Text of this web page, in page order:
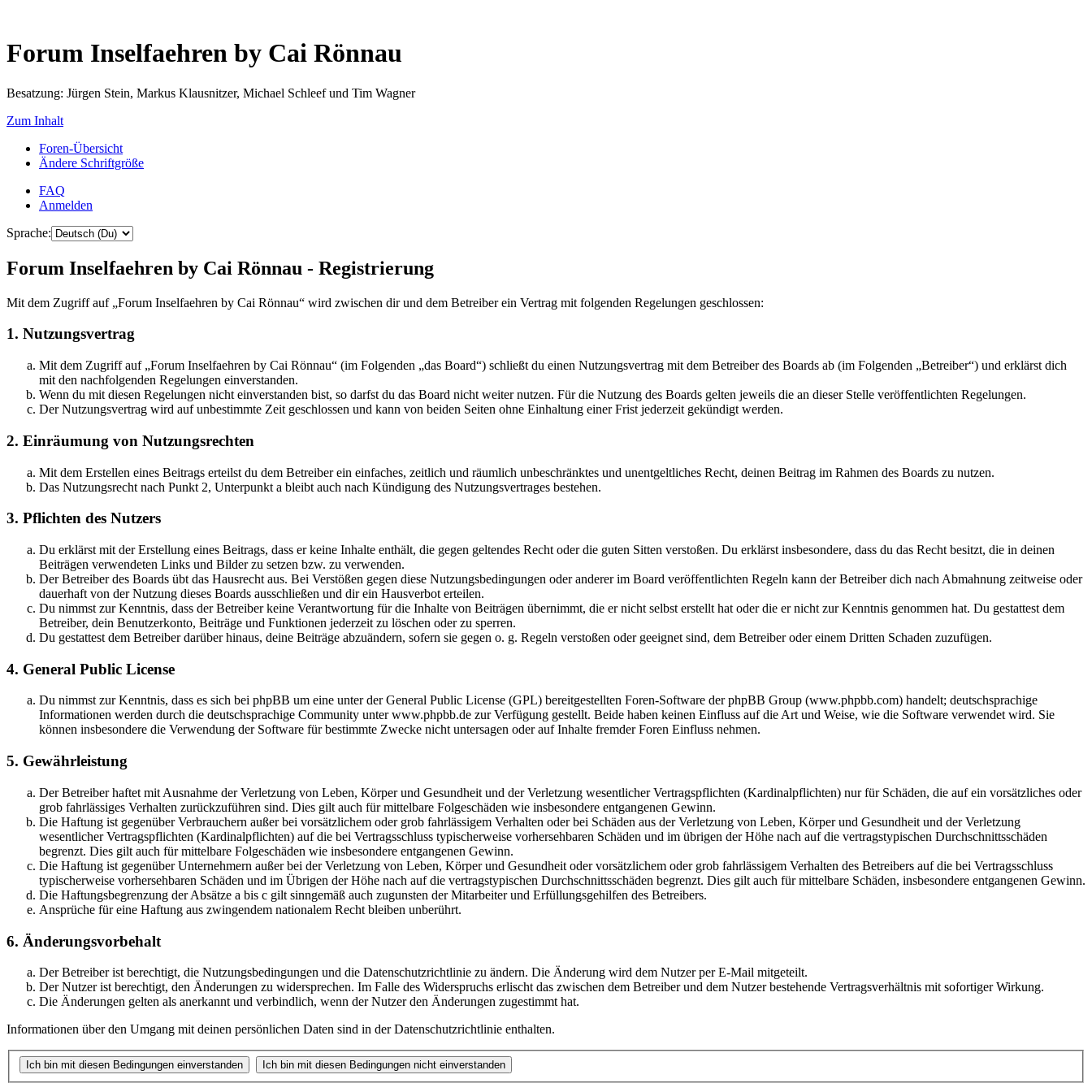
Forum Inselfaehren by Cai Rönnau
Besatzung: Jürgen Stein, Markus Klausnitzer, Michael Schleef und Tim Wagner
Zum Inhalt
Foren-Übersicht
Ändere Schriftgröße
FAQ
Anmelden
Sprache:
Forum Inselfaehren by Cai Rönnau - Registrierung
Mit dem Zugriff auf „Forum Inselfaehren by Cai Rönnau“ wird zwischen dir und dem Betreiber ein Vertrag mit folgenden Regelungen geschlossen:
1. Nutzungsvertrag
Mit dem Zugriff auf „Forum Inselfaehren by Cai Rönnau“ (im Folgenden „das Board“) schließt du einen Nutzungsvertrag mit dem Betreiber des Boards ab (im Folgenden „Betreiber“) und erklärst dich
mit den nachfolgenden Regelungen einverstanden.
Wenn du mit diesen Regelungen nicht einverstanden bist, so darfst du das Board nicht weiter nutzen. Für die Nutzung des Boards gelten jeweils die an dieser Stelle veröffentlichten Regelungen.
Der Nutzungsvertrag wird auf unbestimmte Zeit geschlossen und kann von beiden Seiten ohne Einhaltung einer Frist jederzeit gekündigt werden.
2. Einräumung von Nutzungsrechten
Mit dem Erstellen eines Beitrags erteilst du dem Betreiber ein einfaches, zeitlich und räumlich unbeschränktes und unentgeltliches Recht, deinen Beitrag im Rahmen des Boards zu nutzen.
Das Nutzungsrecht nach Punkt 2, Unterpunkt a bleibt auch nach Kündigung des Nutzungsvertrages bestehen.
3. Pflichten des Nutzers
Du erklärst mit der Erstellung eines Beitrags, dass er keine Inhalte enthält, die gegen geltendes Recht oder die guten Sitten verstoßen. Du erklärst insbesondere, dass du das Recht besitzt, die in deinen
Beiträgen verwendeten Links und Bilder zu setzen bzw. zu verwenden.
Der Betreiber des Boards übt das Hausrecht aus. Bei Verstößen gegen diese Nutzungsbedingungen oder anderer im Board veröffentlichten Regeln kann der Betreiber dich nach Abmahnung zeitweise oder
dauerhaft von der Nutzung dieses Boards ausschließen und dir ein Hausverbot erteilen.
Du nimmst zur Kenntnis, dass der Betreiber keine Verantwortung für die Inhalte von Beiträgen übernimmt, die er nicht selbst erstellt hat oder die er nicht zur Kenntnis genommen hat. Du gestattest dem
Betreiber, dein Benutzerkonto, Beiträge und Funktionen jederzeit zu löschen oder zu sperren.
Du gestattest dem Betreiber darüber hinaus, deine Beiträge abzuändern, sofern sie gegen o. g. Regeln verstoßen oder geeignet sind, dem Betreiber oder einem Dritten Schaden zuzufügen.
4. General Public License
Du nimmst zur Kenntnis, dass es sich bei phpBB um eine unter der General Public License (GPL) bereitgestellten Foren-Software der phpBB Group (www.phpbb.com) handelt; deutschsprachige
Informationen werden durch die deutschsprachige Community unter www.phpbb.de zur Verfügung gestellt. Beide haben keinen Einfluss auf die Art und Weise, wie die Software verwendet wird. Sie
können insbesondere die Verwendung der Software für bestimmte Zwecke nicht untersagen oder auf Inhalte fremder Foren Einfluss nehmen.
5. Gewährleistung
Der Betreiber haftet mit Ausnahme der Verletzung von Leben, Körper und Gesundheit und der Verletzung wesentlicher Vertragspflichten (Kardinalpflichten) nur für Schäden, die auf ein vorsätzliches oder
grob fahrlässiges Verhalten zurückzuführen sind. Dies gilt auch für mittelbare Folgeschäden wie insbesondere entgangenen Gewinn.
Die Haftung ist gegenüber Verbrauchern außer bei vorsätzlichem oder grob fahrlässigem Verhalten oder bei Schäden aus der Verletzung von Leben, Körper und Gesundheit und der Verletzung
wesentlicher Vertragspflichten (Kardinalpflichten) auf die bei Vertragsschluss typischerweise vorhersehbaren Schäden und im übrigen der Höhe nach auf die vertragstypischen Durchschnittsschäden
begrenzt. Dies gilt auch für mittelbare Folgeschäden wie insbesondere entgangenen Gewinn.
Die Haftung ist gegenüber Unternehmern außer bei der Verletzung von Leben, Körper und Gesundheit oder vorsätzlichem oder grob fahrlässigem Verhalten des Betreibers auf die bei Vertragsschluss
typischerweise vorhersehbaren Schäden und im Übrigen der Höhe nach auf die vertragstypischen Durchschnittsschäden begrenzt. Dies gilt auch für mittelbare Schäden, insbesondere entgangenen Gewinn.
Die Haftungsbegrenzung der Absätze a bis c gilt sinngemäß auch zugunsten der Mitarbeiter und Erfüllungsgehilfen des Betreibers.
Ansprüche für eine Haftung aus zwingendem nationalem Recht bleiben unberührt.
6. Änderungsvorbehalt
Der Betreiber ist berechtigt, die Nutzungsbedingungen und die Datenschutzrichtlinie zu ändern. Die Änderung wird dem Nutzer per E-Mail mitgeteilt.
Der Nutzer ist berechtigt, den Änderungen zu widersprechen. Im Falle des Widerspruchs erlischt das zwischen dem Betreiber und dem Nutzer bestehende Vertragsverhältnis mit sofortiger Wirkung.
Die Änderungen gelten als anerkannt und verbindlich, wenn der Nutzer den Änderungen zugestimmt hat.
Informationen über den Umgang mit deinen persönlichen Daten sind in der Datenschutzrichtlinie enthalten.